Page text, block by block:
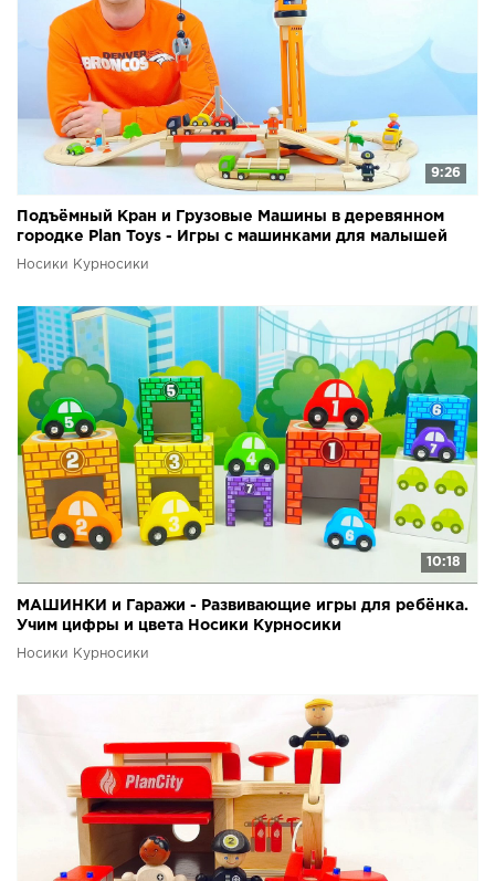
9:26
Подъёмный Кран и Грузовые Машины в деревянном
городке Plan Toys - Игры с машинками для малышей
Носики Курносики
10:18
МАШИНКИ и Гаражи - Развивающие игры для ребёнка.
Учим цифры и цвета Носики Курносики
Носики Курносики